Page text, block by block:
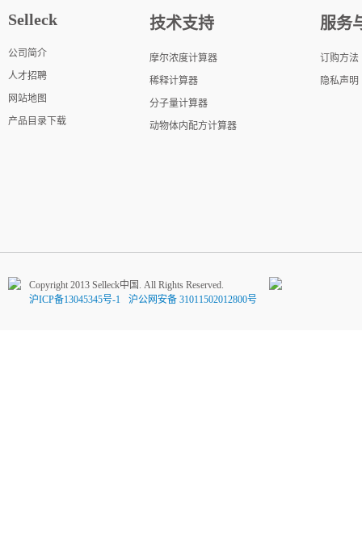
Selleck
公司简介
人才招聘
网站地图
产品目录下载
技术支持
摩尔浓度计算器
稀释计算器
分子量计算器
动物体内配方计算器
服务
订购方法
隐私声明
Copyright 2013 Selleck中国. All Rights Reserved.
沪ICP备13045345号-1
沪公网安备 31011502012800号